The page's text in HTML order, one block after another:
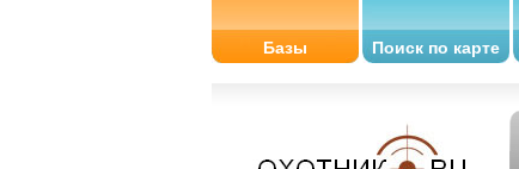
Базы Поиск по карте